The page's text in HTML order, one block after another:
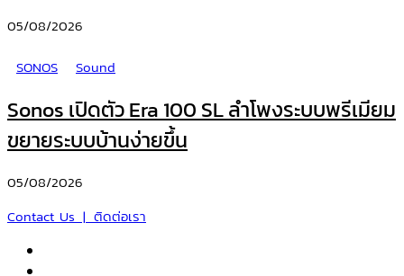
05/08/2026
SONOS
Sound
Sonos เปิดตัว Era 100 SL ลำโพงระบบพรีเมียม
ขยายระบบบ้านง่ายขึ้น
05/08/2026
Contact Us | ติดต่อเรา